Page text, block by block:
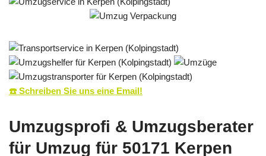
☎️ Schreiben Sie uns eine Email!
Umzugsprofi & Umzugsberater
für Umzug für 50171 Kerpen